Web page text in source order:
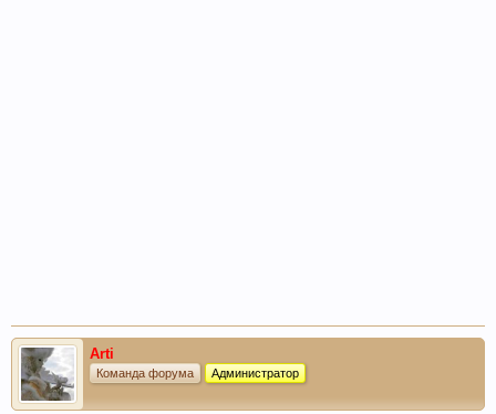
Arti
Команда форума Администратор